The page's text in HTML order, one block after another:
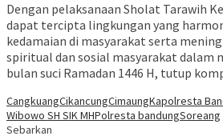
Dengan pelaksanaan Sholat Tarawih
dapat tercipta lingkungan yang
kedamaian di masyarakat serta
spiritual dan sosial masyarakat dalam
bulan suci Ramadan 1446 H, tutup
CangkuangCikancungCimaungKapolresta
Wibowo SH SIK MHPolresta bandungSoreang
Sebarkan